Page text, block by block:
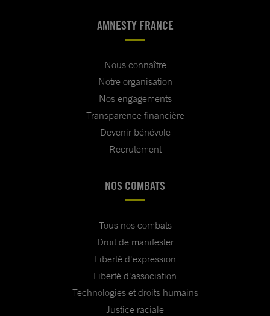
AMNESTY FRANCE
Nous connaître
Notre organisation
Nos engagements
Transparence financière
Devenir bénévole
Recrutement
NOS COMBATS
Tous nos combats
Droit de manifester
Liberté d'expression
Liberté d'association
Technologies et droits humains
Justice raciale